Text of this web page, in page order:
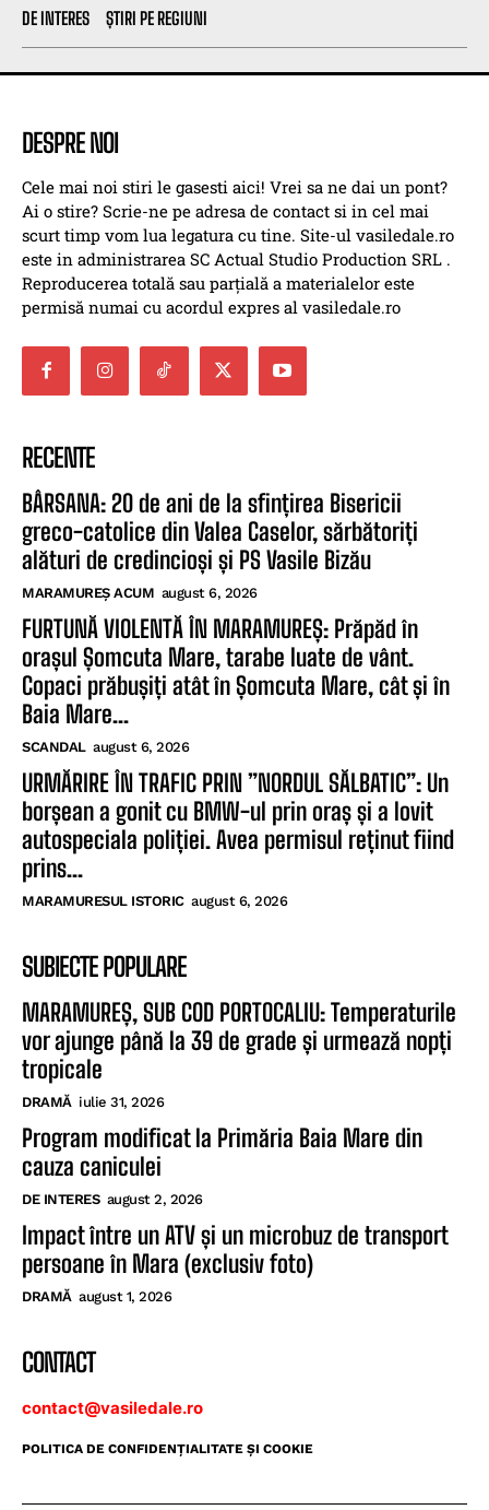
DE INTERES
ȘTIRI PE REGIUNI
DESPRE NOI
Cele mai noi stiri le gasesti aici! Vrei sa ne dai un pont?
Ai o stire? Scrie-ne pe adresa de contact si in cel mai
scurt timp vom lua legatura cu tine. Site-ul vasiledale.ro
este in administrarea SC Actual Studio Production SRL .
Reproducerea totală sau parțială a materialelor este
permisă numai cu acordul expres al vasiledale.ro
RECENTE
BÂRSANA: 20 de ani de la sfințirea Bisericii
greco-catolice din Valea Caselor, sărbătoriți
alături de credincioși și PS Vasile Bizău
MARAMUREȘ ACUM august 6, 2026
FURTUNĂ VIOLENTĂ ÎN MARAMUREȘ: Prăpăd în
orașul Șomcuta Mare, tarabe luate de vânt.
Copaci prăbușiți atât în Șomcuta Mare, cât și în
Baia Mare...
SCANDAL august 6, 2026
URMĂRIRE ÎN TRAFIC PRIN ”NORDUL SĂLBATIC”: Un
borșean a gonit cu BMW-ul prin oraș și a lovit
autospeciala poliției. Avea permisul reținut fiind
prins...
MARAMURESUL ISTORIC august 6, 2026
SUBIECTE POPULARE
MARAMUREȘ, SUB COD PORTOCALIU: Temperaturile
vor ajunge până la 39 de grade și urmează nopți
tropicale
DRAMĂ iulie 31, 2026
Program modificat la Primăria Baia Mare din
cauza caniculei
DE INTERES august 2, 2026
Impact între un ATV și un microbuz de transport
persoane în Mara (exclusiv foto)
DRAMĂ august 1, 2026
CONTACT
contact@vasiledale.ro
POLITICA DE CONFIDENŢIALITATE ŞI COOKIE